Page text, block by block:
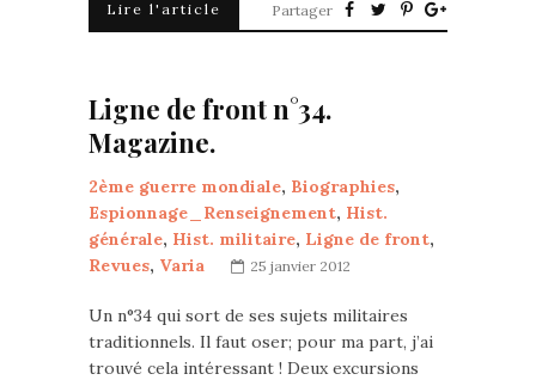
Lire l'article Partager
Ligne de front n°34.
Magazine.
2ème guerre mondiale, Biographies,
Espionnage_Renseignement, Hist.
générale, Hist. militaire, Ligne de front,
Revues, Varia 25 janvier 2012
Un n°34 qui sort de ses sujets militaires
traditionnels. Il faut oser; pour ma part, j’ai
trouvé cela intéressant ! Deux excursions